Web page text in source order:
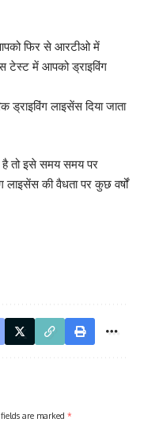
फिर से आरटीओ में
टेस्ट में आपको ड्राइविंग
लाइसेंस दिया जाता
है तो इसे समय समय पर
लाइसेंस की वैधता पर कुछ वर्षों
are marked *